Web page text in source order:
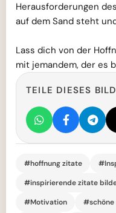
Herausforderungen
auf dem Sand steht
Lass dich von der
mit jemandem, der es
TEILE DIESES
#hoffnung zitate
#inspirierende zitate
#Motivation
#schöne